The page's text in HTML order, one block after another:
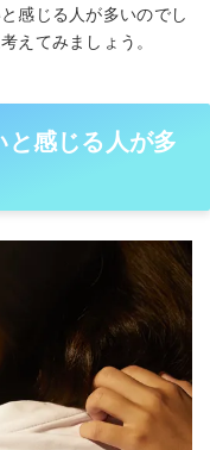
感じる人が多いのでし
えてみましょう。
と感じる人が多